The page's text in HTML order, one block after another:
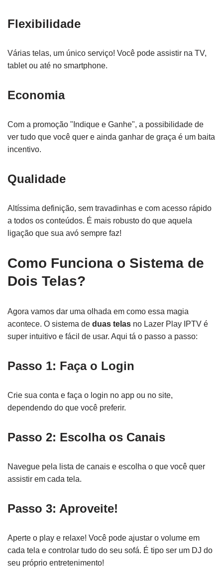
Flexibilidade
Várias telas, um único serviço! Você pode assistir na TV,
tablet ou até no smartphone.
Economia
Com a promoção "Indique e Ganhe", a possibilidade de
ver tudo que você quer e ainda ganhar de graça é um baita
incentivo.
Qualidade
Altíssima definição, sem travadinhas e com acesso rápido
a todos os conteúdos. É mais robusto do que aquela
ligação que sua avó sempre faz!
Como Funciona o Sistema de
Dois Telas?
Agora vamos dar uma olhada em como essa magia
acontece. O sistema de duas telas no Lazer Play IPTV é
super intuitivo e fácil de usar. Aqui tá o passo a passo:
Passo 1: Faça o Login
Crie sua conta e faça o login no app ou no site,
dependendo do que você preferir.
Passo 2: Escolha os Canais
Navegue pela lista de canais e escolha o que você quer
assistir em cada tela.
Passo 3: Aproveite!
Aperte o play e relaxe! Você pode ajustar o volume em
cada tela e controlar tudo do seu sofá. É tipo ser um DJ do
seu próprio entretenimento!